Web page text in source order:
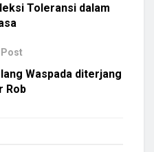
Toleransi dalam
Post
Waspada diterjang
Rob